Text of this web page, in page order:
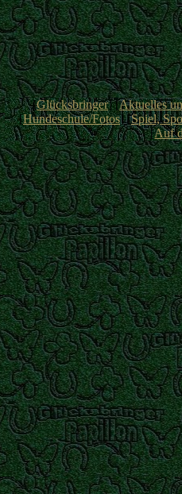
[Glücksbringer] [Aktuelles
[Hundeschule/Fotos] [Spiel,
[Auf